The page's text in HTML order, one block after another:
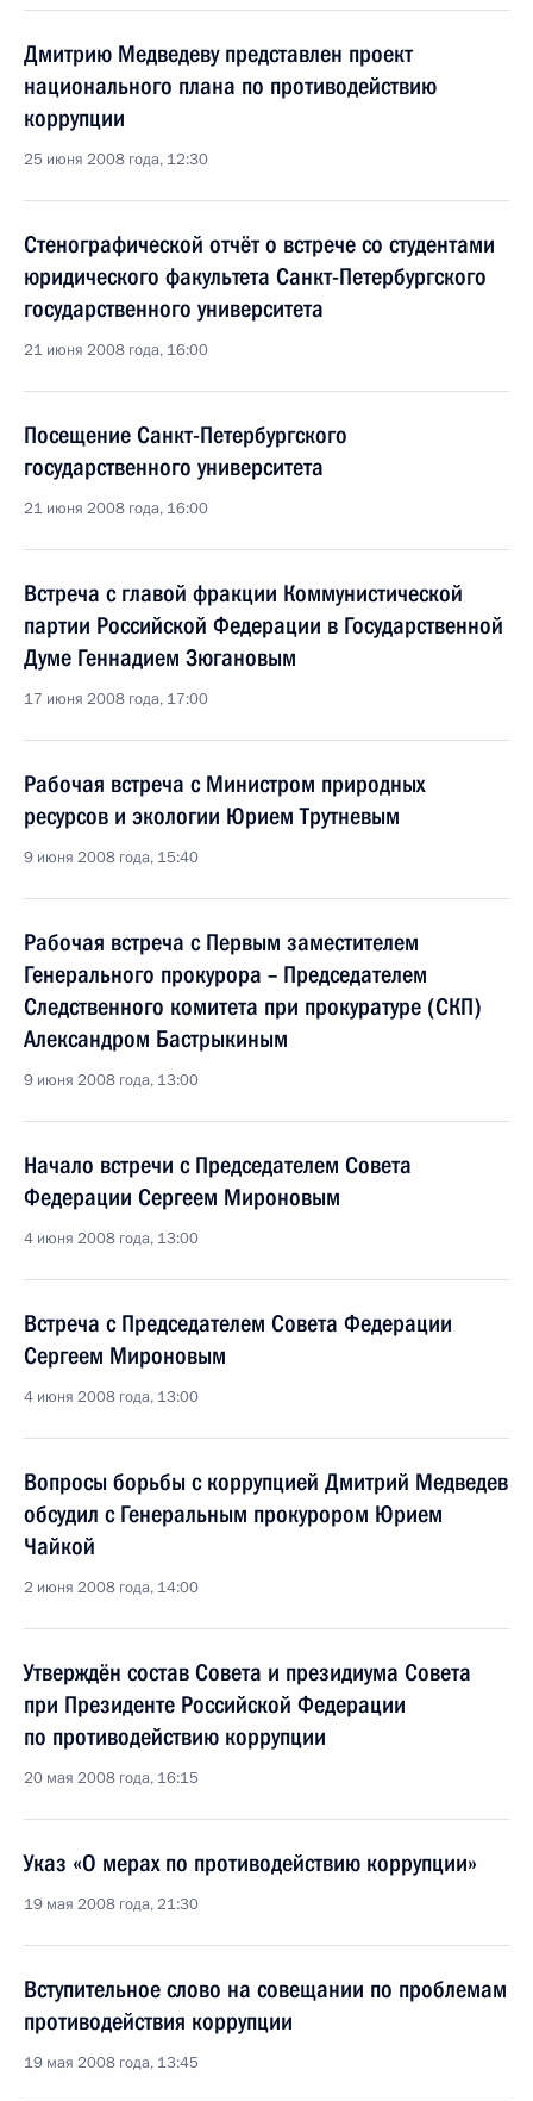
Дмитрию Медведеву представлен проект
национального плана по противодействию
коррупции
25 июня 2008 года, 12:30
Стенографической отчёт о встрече со студентами
юридического факультета Санкт-Петербургского
государственного университета
21 июня 2008 года, 16:00
Посещение Санкт-Петербургского
государственного университета
21 июня 2008 года, 16:00
Встреча с главой фракции Коммунистической
партии Российской Федерации в Государственной
Думе Геннадием Зюгановым
17 июня 2008 года, 17:00
Рабочая встреча с Министром природных
ресурсов и экологии Юрием Трутневым
9 июня 2008 года, 15:40
Рабочая встреча с Первым заместителем
Генерального прокурора – Председателем
Следственного комитета при прокуратуре (СКП)
Александром Бастрыкиным
9 июня 2008 года, 13:00
Начало встречи с Председателем Совета
Федерации Сергеем Мироновым
4 июня 2008 года, 13:00
Встреча с Председателем Совета Федерации
Сергеем Мироновым
4 июня 2008 года, 13:00
Вопросы борьбы с коррупцией Дмитрий Медведев
обсудил с Генеральным прокурором Юрием
Чайкой
2 июня 2008 года, 14:00
Утверждён состав Совета и президиума Совета
при Президенте Российской Федерации
по противодействию коррупции
20 мая 2008 года, 16:15
Указ «О мерах по противодействию коррупции»
19 мая 2008 года, 21:30
Вступительное слово на совещании по проблемам
противодействия коррупции
19 мая 2008 года, 13:45